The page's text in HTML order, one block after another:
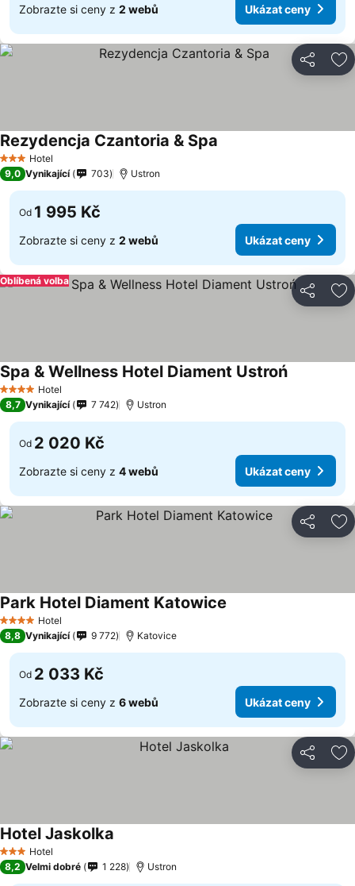
Zobrazte si ceny z 2 webů Ukázat ceny
Sdílet
3 Počet hvězdiček
Hotel
Rezydencja Czantoria & Spa
9,0 Vynikající 703 Ustron
Od 1 995 Kč
Zobrazte si ceny z 2 webů Ukázat ceny
Sdílet
Oblíbená volba
4 Počet hvězdiček
Hotel
Spa & Wellness Hotel Diament UstrońUkázat
8,7 Vynikající 7 742 Ustron
Od 2 020 Kč
Zobrazte si ceny z 4 webů Ukázat ceny
Sdílet
4 Počet hvězdiček
Hotel
Park Hotel Diament Katowice
8,8 Vynikající 9 772 Katovice
Od 2 033 Kč
Zobrazte si ceny z 6 webů Ukázat ceny
Sdílet
3 Počet hvězdiček
Hotel
Hotel Jaskolka
8,2 Velmi dobré 1 228 Ustron